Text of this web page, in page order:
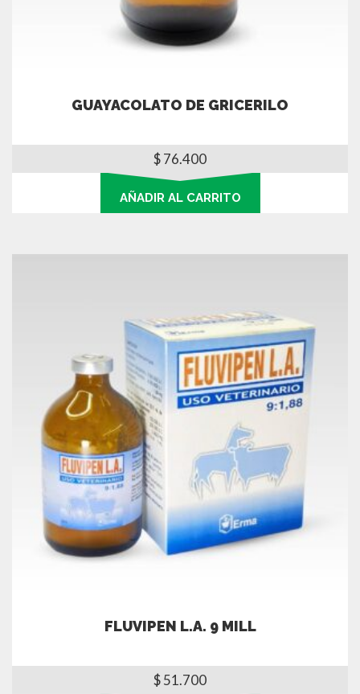
GUAYACOLATO DE GRICERILO
$76.400
AÑADIR AL CARRITO
FLUVIPEN L.A. 9 MILL
$51.700